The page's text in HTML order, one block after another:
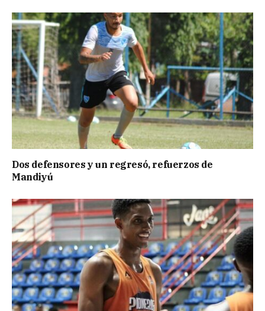
Dos defensores y un regresó, refuerzos de
Mandiyú